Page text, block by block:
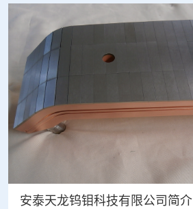
安泰天龙钨钼科技有限公司简介